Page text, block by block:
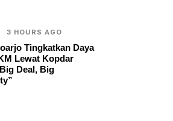
3 HOURS AGO
Tingkatkan Daya
Lewat Kopdar
Deal, Big